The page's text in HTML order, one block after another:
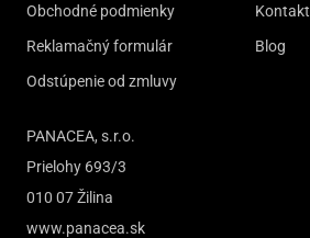
Obchodné podmienky
Reklamačný formulár
Odstúpenie od zmluvy
Kontakt
Blog
PANACEA, s.r.o.
Prielohy 693/3
010 07 Žilina
www.panacea.sk